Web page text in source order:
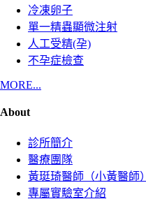
冷凍卵子
單一精蟲顯微注射
人工受精(孕)
不孕症檢查
MORE...
About
診所簡介
醫療團隊
黃珽琦醫師（小黃醫師）
專屬實驗室介紹